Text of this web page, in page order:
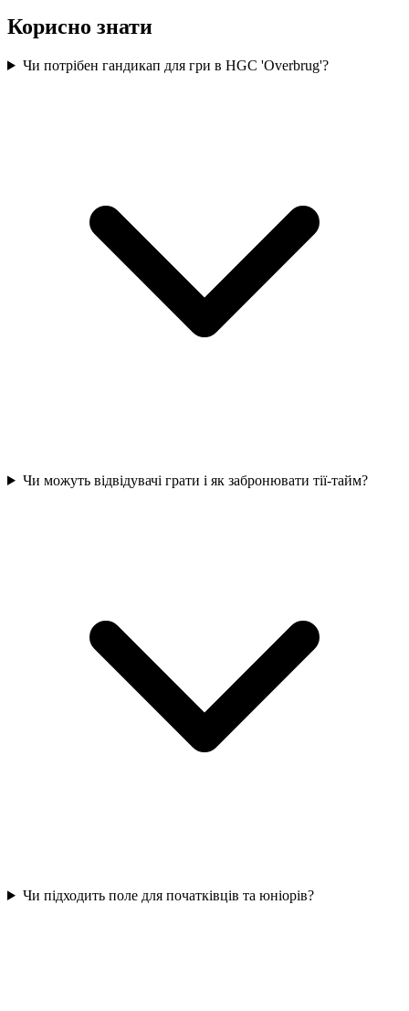
Корисно знати
Чи потрібен гандикап для гри в HGC 'Overbrug'?
Чи можуть відвідувачі грати і як забронювати тії-тайм?
Чи підходить поле для початківців та юніорів?